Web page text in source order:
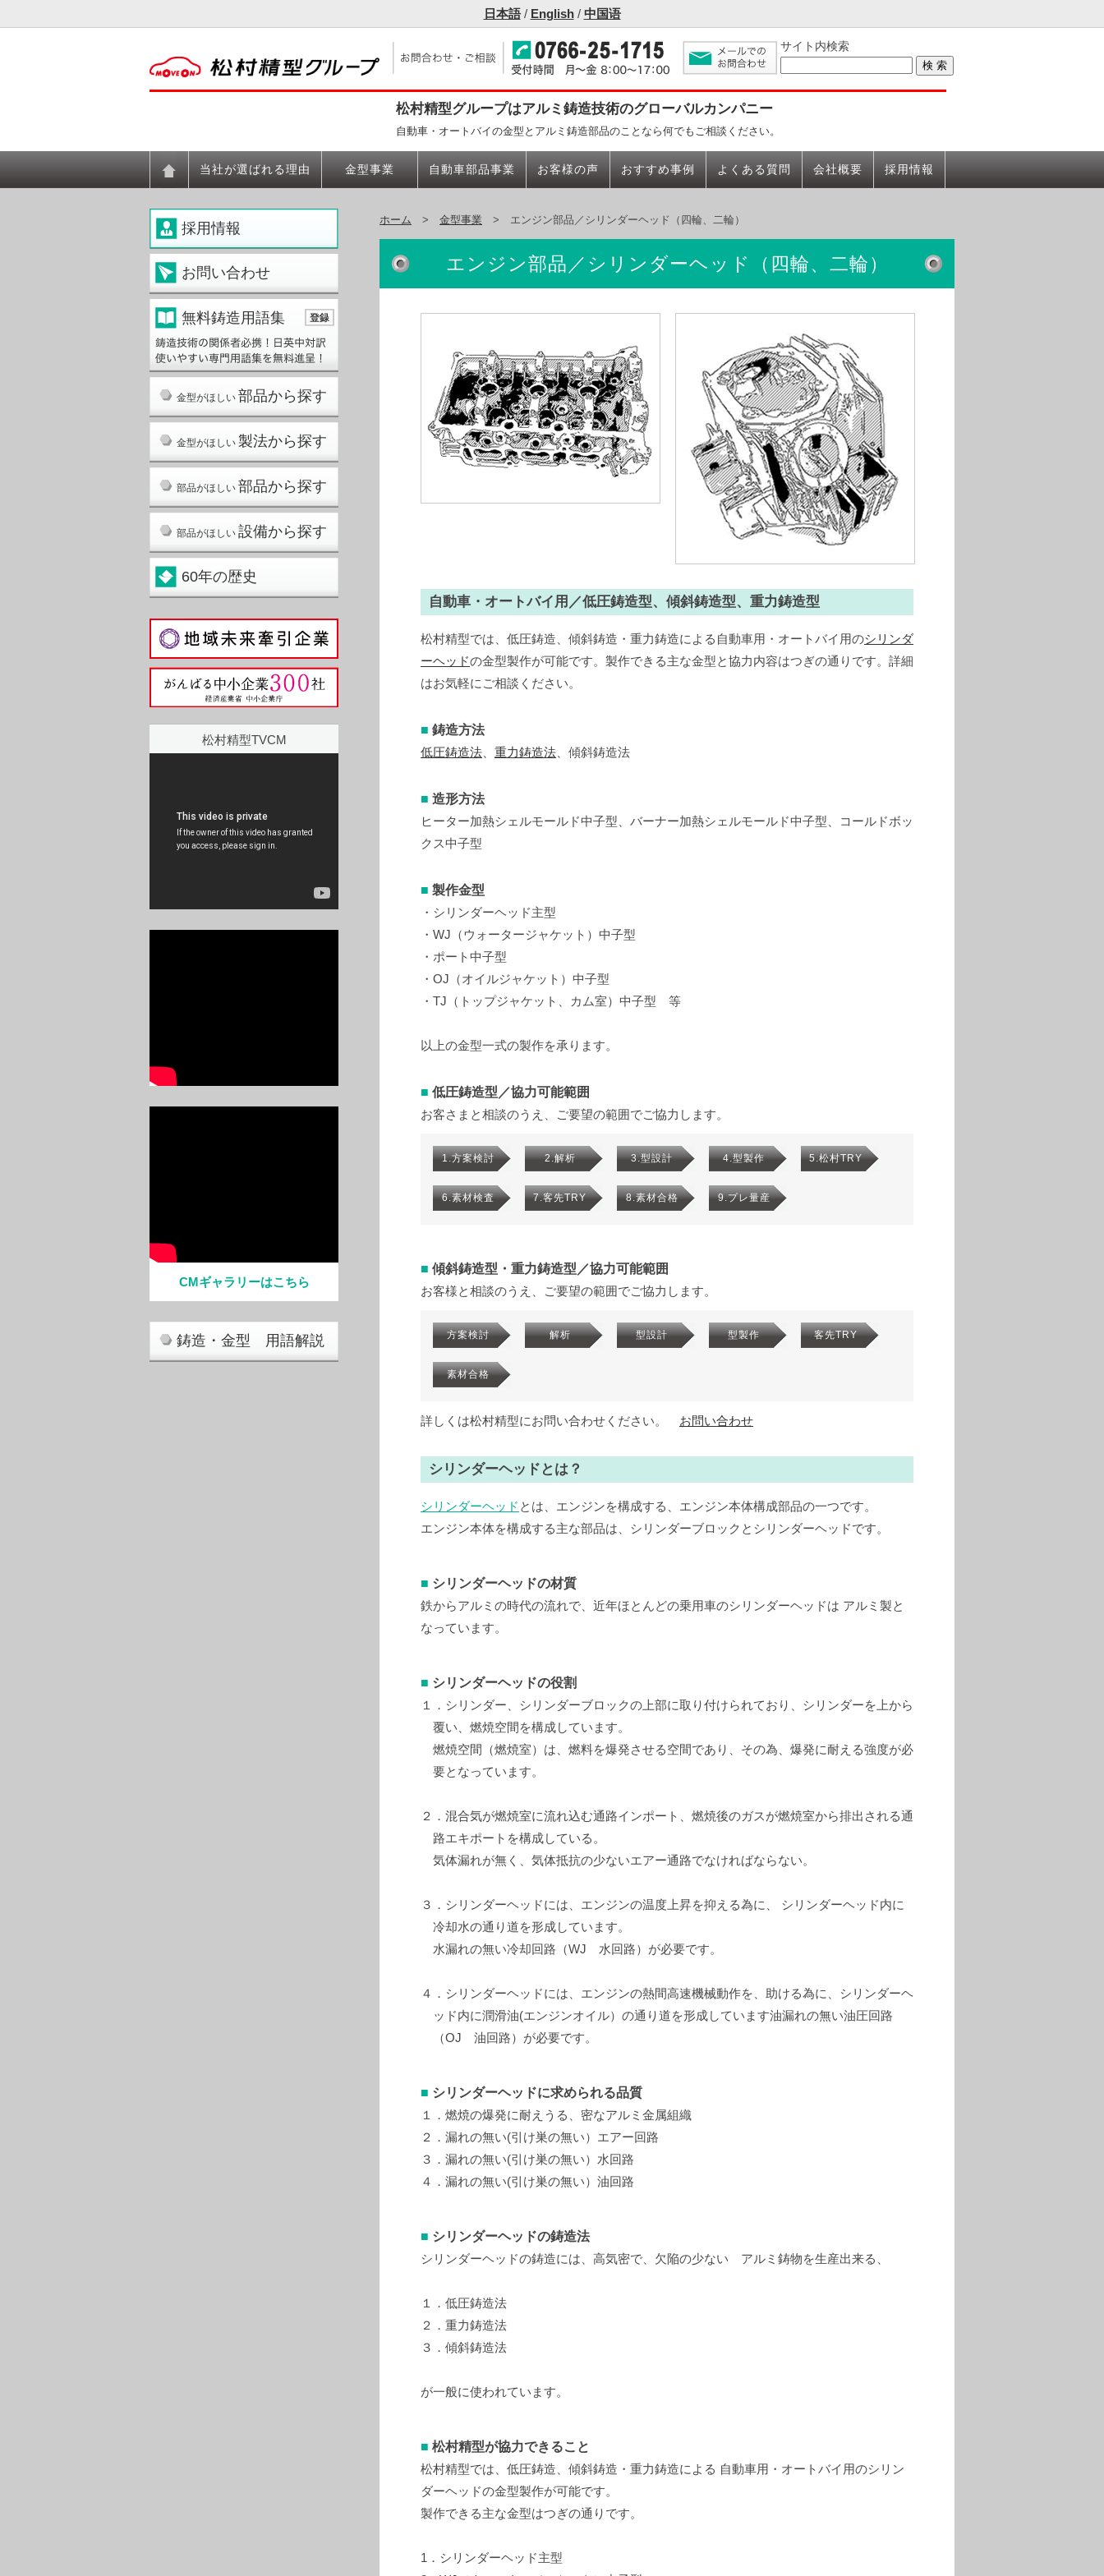
日本語/ English/ 中国语
サイト内検索
松村精型グループはアルミ鋳造技術のグローバルカンパニー
自動車・オートバイの金型とアルミ鋳造部品のことなら何でもご相談ください。
当社が選ばれる理由 金型事業 自動車部品事業 お客様の声 おすすめ事例 よくある質問 会社概要 採用情報
採用情報
お問い合わせ
無料鋳造用語集
金型がほしい 部品から探す
金型がほしい 製法から探す
部品がほしい 部品から探す
部品がほしい 設備から探す
60年の歴史
松村精型TVCM
CMギャラリーはこちら
鋳造・金型 用語解説
ホーム > 金型事業 > エンジン部品／シリンダーヘッド（四輪、二輪）
エンジン部品／シリンダーヘッド（四輪、二輪）
自動車・オートバイ用／低圧鋳造型、傾斜鋳造型、重力鋳造型
松村精型では、低圧鋳造、傾斜鋳造・重力鋳造による自動車用・オートバイ用のシリンダ
ーヘッドの金型製作が可能です。製作できる主な金型と協力内容はつぎの通りです。詳細
はお気軽にご相談ください。
■ 鋳造方法
低圧鋳造法
重力鋳造法 、傾斜鋳造法
■ 造形方法
ヒーター加熱シェルモールド中子型、バーナー加熱シェルモールド中子型、コールドボッ
クス中子型
■ 製作金型
・シリンダーヘッド主型
・WJ（ウォータージャケット）中子型
・ポート中子型
・OJ（オイルジャケット）中子型
・TJ（トップジャケット、カム室）中子型 等
以上の金型一式の製作を承ります。
■ 低圧鋳造型／協力可能範囲
お客さまと相談のうえ、ご要望の範囲でご協力します。
1.方案検討 2.解析 3.型設計 4.型製作 5.松村TRY
6.素材検査 7.客先TRY 8.素材合格 9.プレ量産
■ 傾斜鋳造型・重力鋳造型／協力可能範囲
お客様と相談のうえ、ご要望の範囲でご協力します。
方案検討 解析 型設計 型製作 客先TRY
素材合格
詳しくは松村精型にお問い合わせください。 お問い合わせ
シリンダーヘッドとは？
シリンダーヘッド とは、エンジンを構成する、エンジン本体構成部品の一つです。
エンジン本体を構成する主な部品は、シリンダーブロックとシリンダーヘッドです。
■ シリンダーヘッドの材質
鉄からアルミの時代の流れで、近年ほとんどの乗用車のシリンダーヘッドは アルミ製と
なっています。
■ シリンダーヘッドの役割
１．シリンダー、シリンダーブロックの上部に取り付けられており、シリンダーを上から
覆い、燃焼空間を構成しています。
燃焼空間（燃焼室）は、燃料を爆発させる空間であり、その為、爆発に耐える強度が必
要となっています。
２．混合気が燃焼室に流れ込む通路インポート、燃焼後のガスが燃焼室から排出される通
路エキポートを構成している。
気体漏れが無く、気体抵抗の少ないエアー通路でなければならない。
３．シリンダーヘッドには、エンジンの温度上昇を抑える為に、 シリンダーヘッド内に
冷却水の通り道を形成しています。
水漏れの無い冷却回路（WJ 水回路）が必要です。
４．シリンダーヘッドには、エンジンの熱間高速機械動作を、助ける為に、シリンダーヘ
ッド内に潤滑油(エンジンオイル）の通り道を形成しています油漏れの無い油圧回路
（OJ 油回路）が必要です。
■ シリンダーヘッドに求められる品質
１．燃焼の爆発に耐えうる、密なアルミ金属組織
２．漏れの無い(引け巣の無い）エアー回路
３．漏れの無い(引け巣の無い）水回路
４．漏れの無い(引け巣の無い）油回路
■ シリンダーヘッドの鋳造法
シリンダーヘッドの鋳造には、高気密で、欠陥の少ない アルミ鋳物を生産出来る、
１．低圧鋳造法
２．重力鋳造法
３．傾斜鋳造法
が一般に使われています。
■ 松村精型が協力できること
松村精型では、低圧鋳造、傾斜鋳造・重力鋳造による 自動車用・オートバイ用のシリン
ダーヘッドの金型製作が可能です。
製作できる主な金型はつぎの通りです。
1．シリンダーヘッド主型